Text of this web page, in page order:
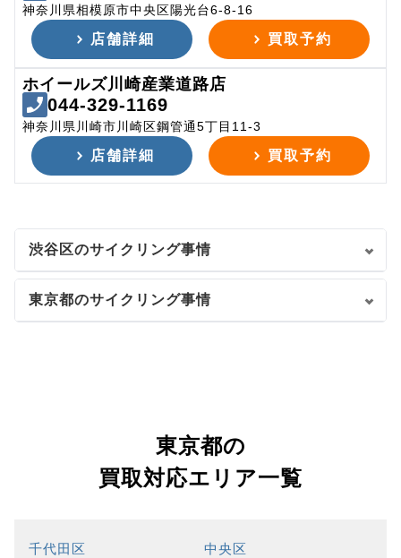
神奈川県相模原市中央区陽光台6-8-16
店舗詳細 買取予約
ホイールズ川崎産業道路店
044-329-1169
神奈川県川崎市川崎区鋼管通5丁目11-3
店舗詳細 買取予約
渋谷区のサイクリング事情
東京都のサイクリング事情
東京都の
買取対応エリア一覧
千代田区 中央区